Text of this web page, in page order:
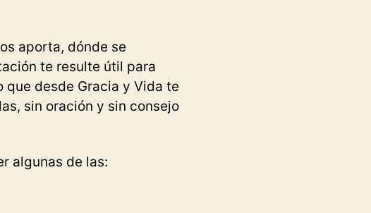
aporta, dónde se
te resulte útil para
desde Gracia y Vida te
sin oración y sin consejo
algunas de las: